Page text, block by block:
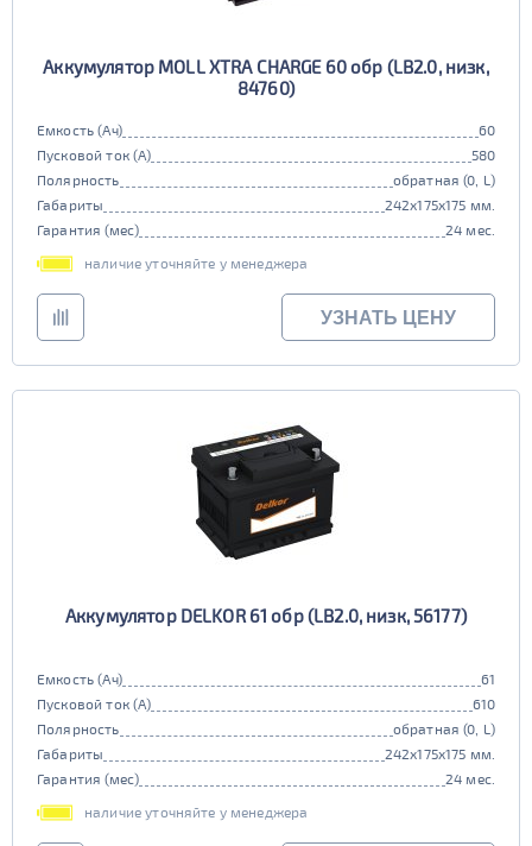
Аккумулятор MOLL XTRA CHARGE 60 обр (LB2.0, низк,
84760)
Емкость (Ач)
60
Пусковой ток (А)
580
Полярность
обратная (0, L)
Габариты
242x175x175 мм.
Гарантия (мес)
24 мес.
наличие уточняйте у менеджера
УЗНАТЬ ЦЕНУ
Аккумулятор DELKOR 61 обр (LB2.0, низк, 56177)
Емкость (Ач)
61
Пусковой ток (А)
610
Полярность
обратная (0, L)
Габариты
242x175x175 мм.
Гарантия (мес)
24 мес.
наличие уточняйте у менеджера